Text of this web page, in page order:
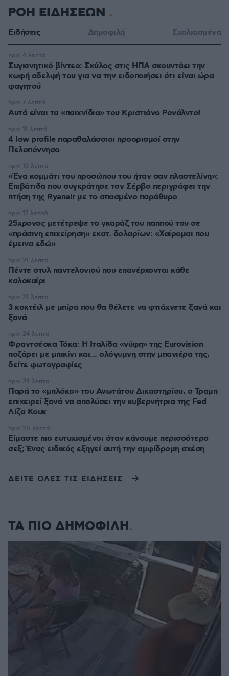
ΡΟΗ ΕΙΔΗΣΕΩΝ
Ειδήσεις Δημοφιλή Σχολιασμένα
Συγκινητικό βίντεο: Σκύλος στις ΗΠΑ σκουντάει την
κωφή αδελφή του για να την ειδοποιήσει ότι είναι ώρα
φαγητού
πριν 4 λεπτά
Αυτά είναι τα «παιχνίδια» του Κριστιάνο Ρονάλντο!
πριν 7 λεπτά
4 low profile παραθαλάσσιοι προορισμοί στην
Πελοπόννησο
πριν 11 λεπτά
«Ένα κομμάτι του προσώπου του ήταν σαν πλαστελίνη»:
Επιβάτιδα που συγκράτησε τον Σέρβο περιγράφει την
πτήση της Ryanair με το σπασμένο παράθυρο
πριν 16 λεπτά
25χρονος μετέτρεψε το γκαράζ του παππού του σε
«πράσινη επιχείρηση» εκατ. δολαρίων: «Χαίρομαι που
έμεινα εδώ»
πριν 17 λεπτά
Πέντε στυλ παντελονιού που επανέρχονται κάθε
καλοκαίρι
πριν 21 λεπτά
3 κοκτέιλ με μπίρα που θα θέλετε να φτιάχνετε ξανά και
ξανά
πριν 21 λεπτά
Φραντσέσκα Τόκα: Η Ιταλίδα «νύφη» της Eurovision
ποζάρει με μπικίνι και... ολόγυμνη στην μπανιέρα της,
δείτε φωτογραφίες
πριν 24 λεπτά
Παρά το «μπλόκο» του Ανωτάτου Δικαστηρίου, ο Τραμπ
επιχειρεί ξανά να απολύσει την κυβερνήτρια της Fed
Λίζα Κουκ
πριν 24 λεπτά
Είμαστε πιο ευτυχισμένοι όταν κάνουμε περισσότερο
σεξ; Ένας ειδικός εξηγεί αυτή την αμφίδρομη σχέση
πριν 28 λεπτά
ΔΕΙΤΕ ΟΛΕΣ ΤΙΣ ΕΙΔΗΣΕΙΣ
ΤΑ ΠΙΟ ΔΗΜΟΦΙΛΗ